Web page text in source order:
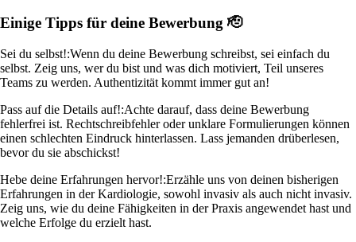
Einige Tipps für deine Bewerbung 🫡
Sei du selbst!:Wenn du deine Bewerbung schreibst, sei einfach du
selbst. Zeig uns, wer du bist und was dich motiviert, Teil unseres
Teams zu werden. Authentizität kommt immer gut an!
Pass auf die Details auf!:Achte darauf, dass deine Bewerbung
fehlerfrei ist. Rechtschreibfehler oder unklare Formulierungen können
einen schlechten Eindruck hinterlassen. Lass jemanden drüberlesen,
bevor du sie abschickst!
Hebe deine Erfahrungen hervor!:Erzähle uns von deinen bisherigen
Erfahrungen in der Kardiologie, sowohl invasiv als auch nicht invasiv.
Zeig uns, wie du deine Fähigkeiten in der Praxis angewendet hast und
welche Erfolge du erzielt hast.